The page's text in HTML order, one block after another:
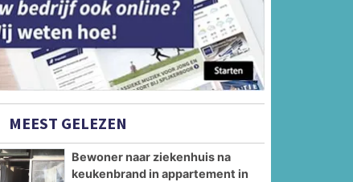
MEEST GELEZEN
Bewoner naar ziekenhuis na
keukenbrand in appartement in